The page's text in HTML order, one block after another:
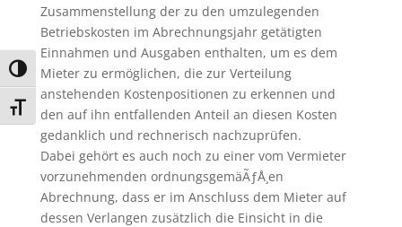
Umschalten auf hohe Kontraste
Schrift vergrößern
Zusammenstellung der zu den umzulegenden
Betriebskosten im Abrechnungsjahr getätigten
Einnahmen und Ausgaben enthalten, um es dem
Mieter zu ermöglichen, die zur Verteilung
anstehenden Kostenpositionen zu erkennen und
den auf ihn entfallenden Anteil an diesen Kosten
gedanklich und rechnerisch nachzuprüfen.
Dabei gehört es auch noch zu einer vom Vermieter
vorzunehmenden ordnungsgemäÃƒÅ¸en
Abrechnung, dass er im Anschluss dem Mieter auf
dessen Verlangen zusätzlich die Einsicht in die